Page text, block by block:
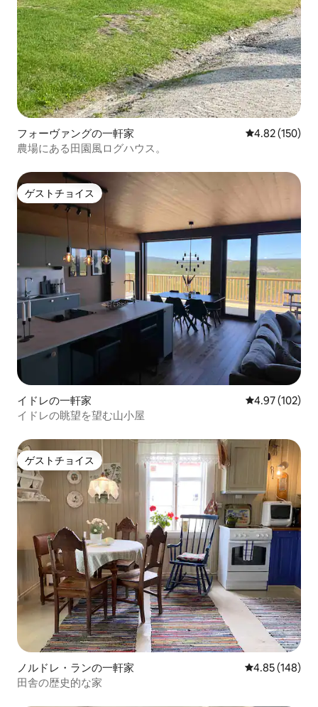
フォーヴァングの一軒家 レビュー150
4.82 (150)
農場にある田園風ログハウス。
ゲストチョイス
ゲストチョイス
イドレの一軒家 レビュー102
4.97 (102)
イドレの眺望を望む山小屋
ゲストチョイス
ゲストチョイス
ノルドレ・ランの一軒家 レビュー148
4.85 (148)
田舎の歴史的な家